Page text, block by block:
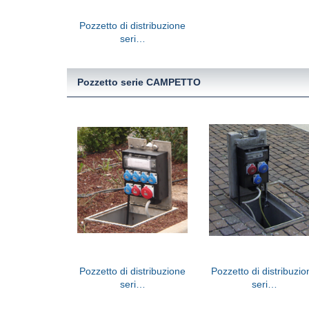
Pozzetto di distribuzione
seri…
Pozzetto serie CAMPETTO
Pozzetto di distribuzione
seri…
Pozzetto di
seri…